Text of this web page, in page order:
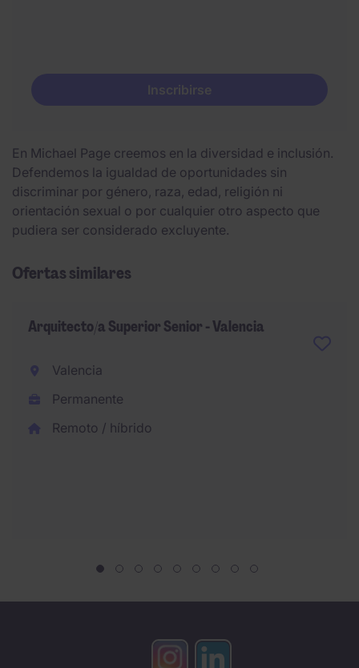
Inscribirse
En Michael Page creemos en la diversidad e inclusión.
Defendemos la igualdad de oportunidades sin
discriminar por género, raza, edad, religión ni
orientación sexual o por cualquier otro aspecto que
pudiera ser considerado excluyente.
Ofertas similares
Arquitecto/a Superior Senior - Valencia
Valencia
Permanente
Remoto / híbrido